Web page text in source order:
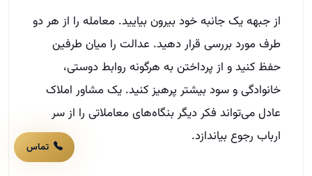
از جبهه یک جانبه خود بیرون بیایید. معامله را از هر دو
طرف مورد بررسی قرار دهید. عدالت را میان طرفین
حفظ کنید و از پرداختن به هرگونه روابط دوستی،
خانوادگی و سود بیشتر پرهیز کنید. یک مشاور املاک
عادل می‌تواند فکر دیگر بنگاه‌های معاملاتی را از سر
ارباب رجوع بیاندازد.
تماس